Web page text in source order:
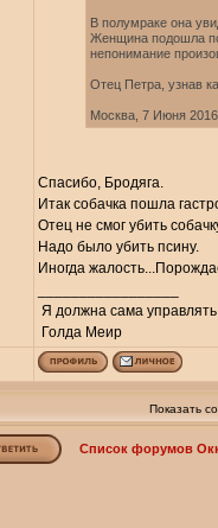
В полумраке она
Женщина подошла
непонимание
Отец Петра, узнав
Москва, 7 Июня 2016
Спасибо, Бродяга.
Итак собачка пошла
Отец не смог убить
Надо было убить псину.
Иногда
Я должна сама
Голда Меир
Показать
Список форумов